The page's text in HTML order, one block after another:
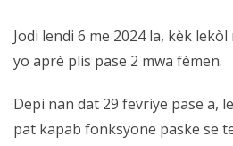
Jodi lendi 6 me 2024 la, kèk
yo aprè plis pase 2 mwa fèmen.
Depi nan dat 29 fevriye pase a,
pat kapab fonksyone paske se